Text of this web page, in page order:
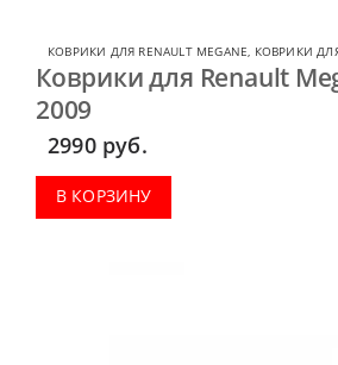
КОВРИКИ ДЛЯ RENAULT MEGANE, КОВРИКИ ДЛЯ
Коврики для Renault
2009
2990 руб.
В КОРЗИНУ